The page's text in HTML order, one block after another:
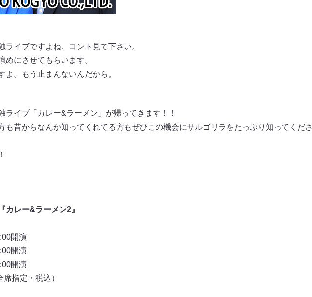
ライブですよね。コント見て下さい。
めにさせてもらいます。
よ。もう止まんないんだから。
イブ「カレー&ラーメン」が帰ってきます！！
も昔からなんか知ってくれてる方もぜひこの機会にサルゴリラをたっぷり知ってくださ
カレー&ラーメン2』
開演
開演
開演
指定・税込）